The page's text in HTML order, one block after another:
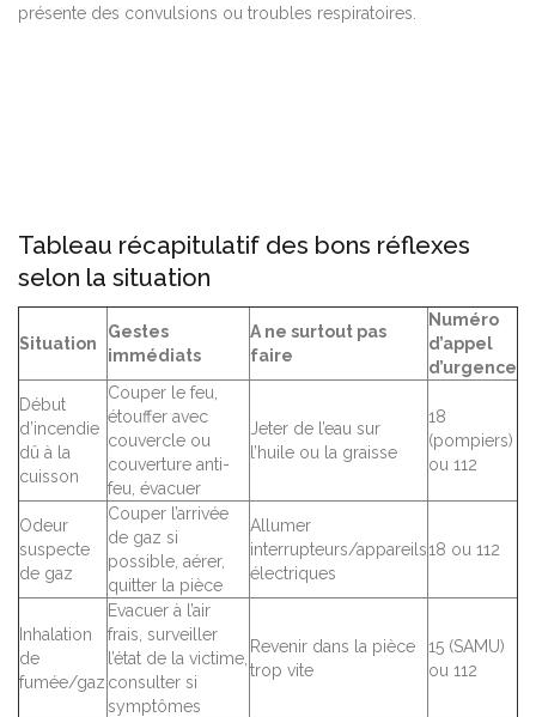
présente des convulsions ou troubles respiratoires.
Tableau récapitulatif des bons réflexes
selon la situation
Situation
Gestes
immédiats
A ne surtout pas
faire
Numéro
d’appel
d’urgence
Début
d’incendie
dû à la
cuisson
Couper le feu,
étouffer avec
couvercle ou
couverture anti-
feu, évacuer
Jeter de l’eau sur
l’huile ou la graisse
18
(pompiers)
ou 112
Odeur
suspecte
de gaz
Couper l’arrivée
de gaz si
possible, aérer,
quitter la pièce
Allumer
interrupteurs/appareils
électriques
18 ou 112
Inhalation
de
fumée/gaz
Evacuer à l’air
frais, surveiller
l’état de la victime,
consulter si
symptômes
Revenir dans la pièce
trop vite
15 (SAMU)
ou 112